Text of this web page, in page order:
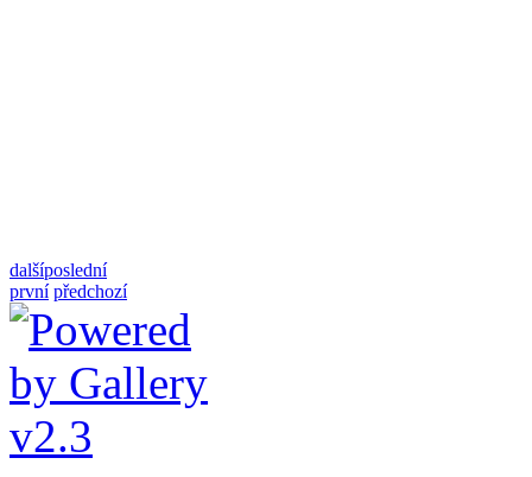
dalšíposlední
první předchozí